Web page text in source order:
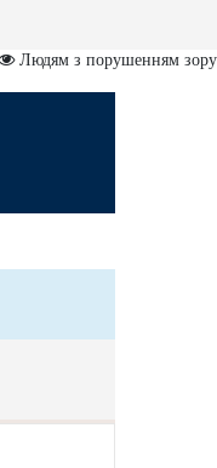
Людям з порушенням зору